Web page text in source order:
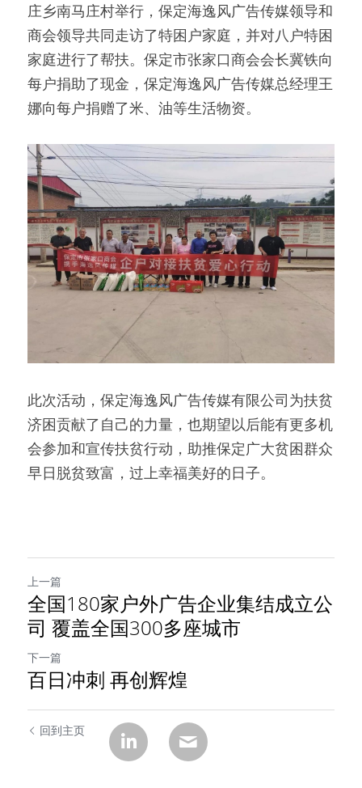
庄乡南马庄村举行，保定海逸风广告传媒领导和
商会领导共同走访了特困户家庭，并对八户特困
家庭进行了帮扶。保定市张家口商会会长冀铁向
每户捐助了现金，保定海逸风广告传媒总经理王
娜向每户捐赠了米、油等生活物资。
此次活动，保定海逸风广告传媒有限公司为扶贫
济困贡献了自己的力量，也期望以后能有更多机
会参加和宣传扶贫行动，助推保定广大贫困群众
早日脱贫致富，过上幸福美好的日子。
上一篇
全国180家户外广告企业集结成立公
司 覆盖全国300多座城市
下一篇
百日冲刺 再创辉煌
回到主页